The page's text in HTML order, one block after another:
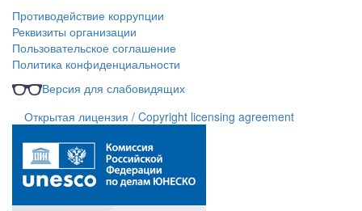
Противодействие коррупции
Реквизиты организации
Пользовательское соглашение
Политика конфиденциальности
Версия для слабовидящих
Открытая лицензия / Copyright licensing agreement